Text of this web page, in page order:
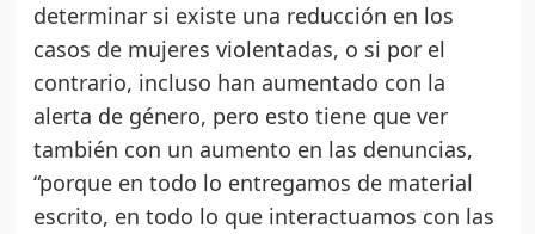
determinar si existe una reducción en los
casos de mujeres violentadas, o si por el
contrario, incluso han aumentado con la
alerta de género, pero esto tiene que ver
también con un aumento en las denuncias,
“porque en todo lo entregamos de material
escrito, en todo lo que interactuamos con las